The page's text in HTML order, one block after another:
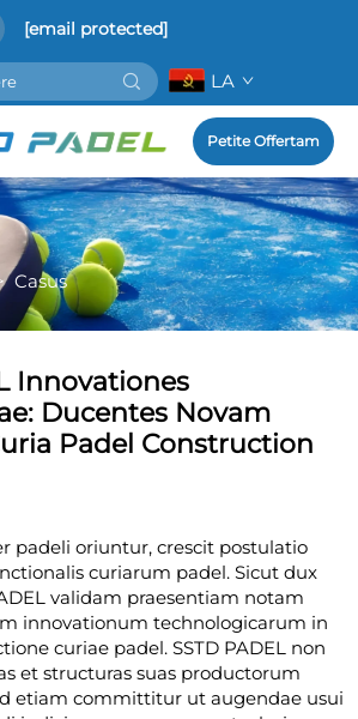
[email protected]
LA
Petite Offertam
Casus
Innovationes
Ducentes Novam
Padel Construction
padeli oriuntur, crescit postulatio
curiarum padel. Sicut dux
validam praesentiam notam
innovationum technologicarum in
curiae padel. SSTD PADEL non
et structuras suas productorum
etiam committitur ut augendae usui